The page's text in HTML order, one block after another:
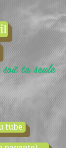
ta seule
tube